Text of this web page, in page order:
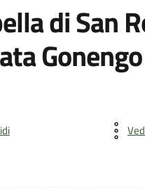
di San
Gonengo